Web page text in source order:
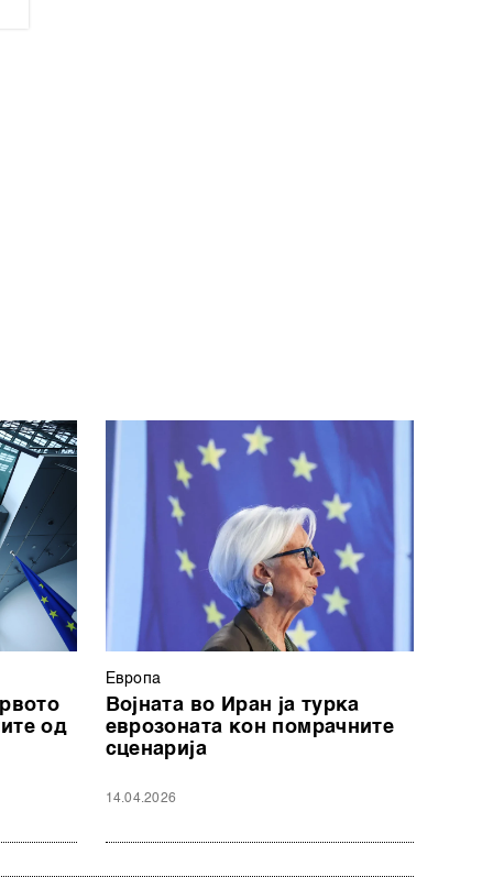
од
Европа
Војната во Иран ја турка
еврозоната кон помрачните
сценарија
14.04.2026